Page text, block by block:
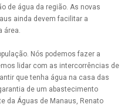
de água da região. As novas
ainda devem facilitar a
área.
Nós podemos fazer a
lidar com as intercorrências de
que tenha água na casa das
de um abastecimento
da Águas de Manaus, Renato